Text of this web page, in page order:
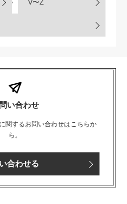
V〜Z
い合わせ
関するお問い合わせはこちらか
ら。
合わせる